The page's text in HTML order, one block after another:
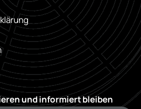
und informiert bleiben